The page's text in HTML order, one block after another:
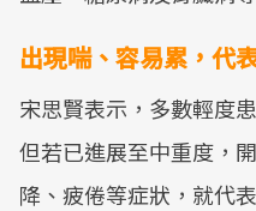
出現喘、容易累，代
宋思賢表示，多數輕度
但若已進展至中重度，
降、疲倦等症狀，就代